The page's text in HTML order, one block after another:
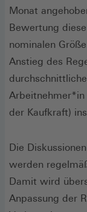
Monat
Bewertung
nominalen
Anstieg des
Arbeitnehmer*in
der Kaufkraft)
Die
werden
Damit wird
Anpassung der